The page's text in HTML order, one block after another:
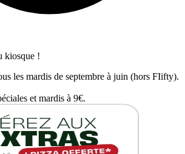
kiosque !
les mardis de septembre à juin (hors FIifty).
et mardis à 9€.